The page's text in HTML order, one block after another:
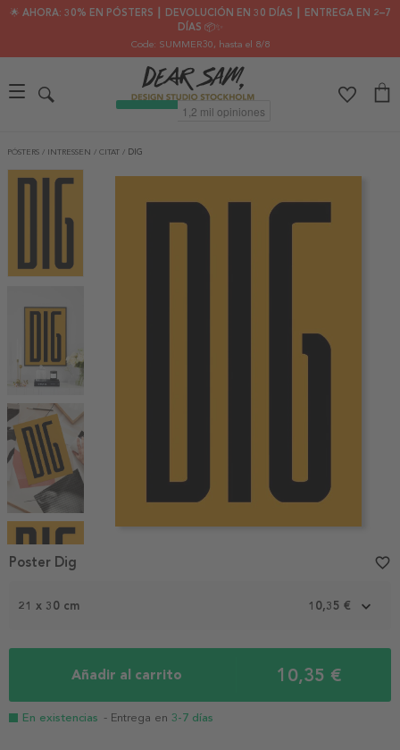
🌟 AHORA: 30% EN PÓSTERS ┃ DEVOLUCIÓN EN 30 DÍAS ┃ ENTREGA EN 2–7
DÍAS 📦✨
Code: SUMMER30, hasta el 8/8
PÓSTERS / INTRESSEN / CITAT / DIG
Item
21 x 30 cm 10,35 €
Añadir al carrito 10,35 €
En existencias - Entrega en 3-7 días
Poster Dig favorite_border